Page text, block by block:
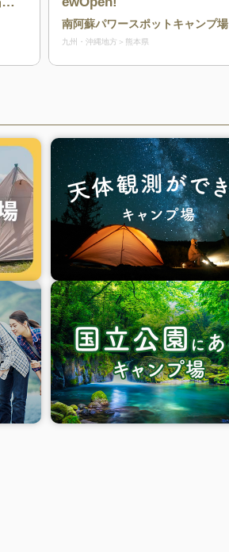
南阿蘇パワースポットキャンプ場
九州・沖縄地方 熊本県